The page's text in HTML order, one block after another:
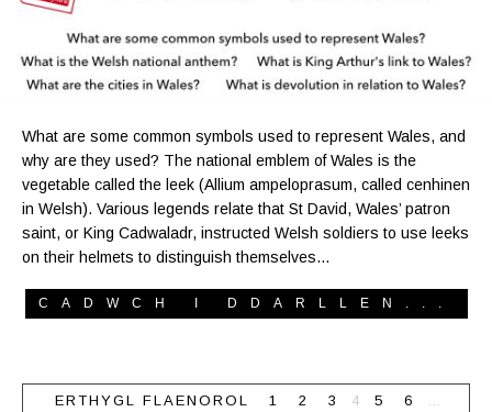
What are some common symbols used to represent Wales, and
why are they used? The national emblem of Wales is the
vegetable called the leek (Allium ampeloprasum, called cenhinen
in Welsh). Various legends relate that St David, Wales’ patron
saint, or King Cadwaladr, instructed Welsh soldiers to use leeks
on their helmets to distinguish themselves…
CADWCH I DDARLLEN...
ERTHYGL FLAENOROL 1 2 3 4 5 6